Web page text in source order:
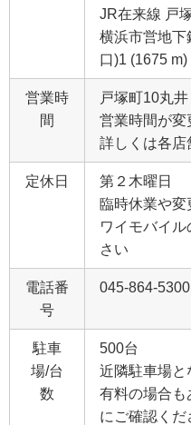
JR在来線 戸
横浜市営地
口)1 (1675 m)
営業時
間
戸塚町10丸井
営業時間が変
詳しくは各店
定休日
第２木曜日
臨時休業や
ワイモバイ
さい
電話番
号
045-864-5300
駐車
場/台
数
500台
近隣駐車場と
有料の場合も
にご確認くだ